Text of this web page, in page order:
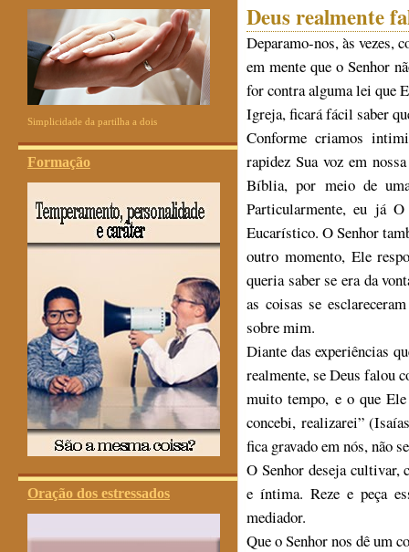
Simplicidade da partilha a dois
Formação
Oração dos estressados
Deus realmente
Deparamo-nos, às vezes,
em mente que o Senhor
for contra alguma lei que
Igreja, ficará fácil saber
Conforme criamos
rapidez Sua voz em
Bíblia, por meio de
Particularmente, eu já
Eucarístico. O Senhor
outro momento, Ele
queria saber se era da
as coisas se
sobre mim.
Diante das experiências
realmente, se Deus falou
muito tempo, e o que
concebi, realizarei”
fica gravado em nós, não
O Senhor deseja cultivar,
e íntima. Reze e peça
mediador.
Que o Senhor nos dê um